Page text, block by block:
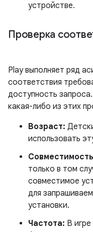
устройстве.
Проверка
Play выполняет ряд
соответствия
доступность
какая-либо из этих
Возраст:
использовать
только в том
совместимое
для
установки.
Частота: В